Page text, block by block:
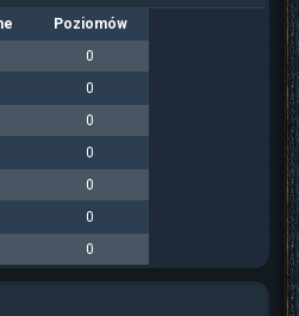
Poziomów
0
0
0
0
0
0
0